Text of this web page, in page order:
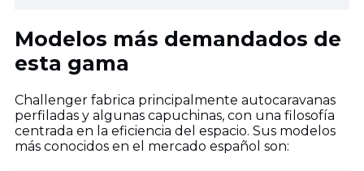
Modelos más demandados de
esta gama
Challenger fabrica principalmente autocaravanas
perfiladas y algunas capuchinas, con una filosofía
centrada en la eficiencia del espacio. Sus modelos
más conocidos en el mercado español son: